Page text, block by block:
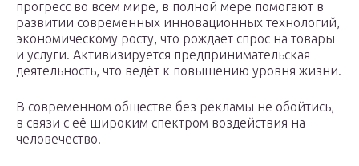
прогресс во всем мире, в полной мере помогают в
развитии современных инновационных технологий,
экономическому росту, что рождает спрос на товары
и услуги. Активизируется предпринимательская
деятельность, что ведёт к повышению уровня жизни.
В современном обществе без рекламы не обойтись,
в связи с её широким спектром воздействия на
человечество.